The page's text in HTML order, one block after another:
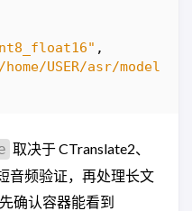
,
USER/asr/models"
取决于 CTranslate2、
音频验证，再处理长文
确认容器能看到